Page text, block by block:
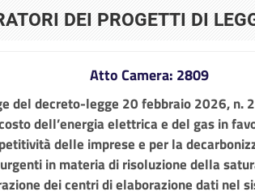
DEI PROGETTI DI
Atto Camera: 2809
del decreto-legge 20 febbraio 2026, n.
dell’energia elettrica e del gas in
delle imprese e per la
in materia di risoluzione della
dei centri di elaborazione dati nel